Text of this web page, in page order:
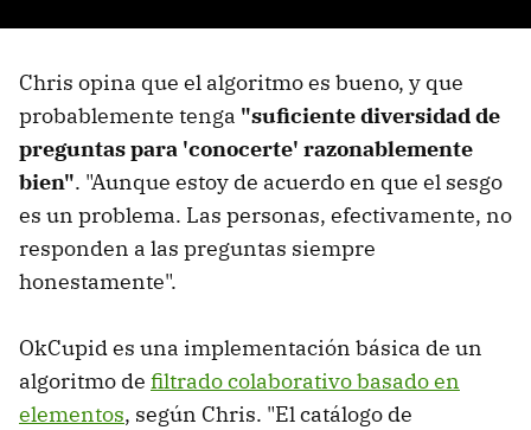
Chris opina que el algoritmo es bueno, y que
probablemente tenga "suficiente diversidad de
preguntas para 'conocerte' razonablemente
bien". "Aunque estoy de acuerdo en que el sesgo
es un problema. Las personas, efectivamente, no
responden a las preguntas siempre
honestamente".
OkCupid es una implementación básica de un
algoritmo de filtrado colaborativo basado en
elementos, según Chris. "El catálogo de